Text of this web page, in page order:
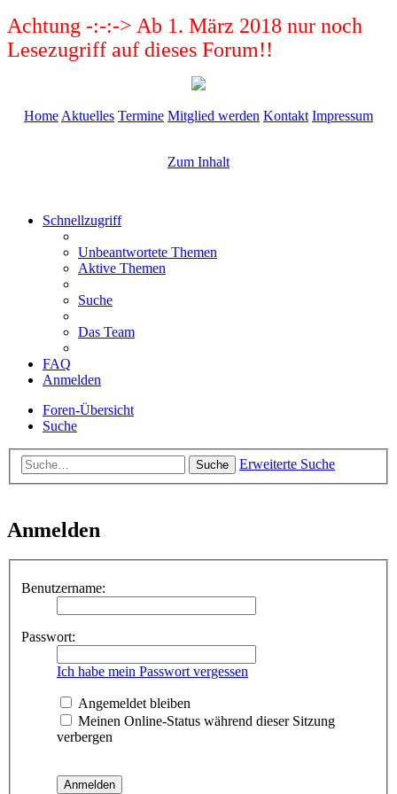
Achtung -:-:-> Ab 1. März 2018 nur noch
Lesezugriff auf dieses Forum!!
Home Aktuelles Termine Mitglied werden Kontakt Impressum
Zum Inhalt
Schnellzugriff
Unbeantwortete Themen
Aktive Themen
Suche
Das Team
FAQ
Anmelden
Foren-Übersicht
Suche
Suche Erweiterte Suche
Anmelden
Benutzername:
Passwort:
Ich habe mein Passwort vergessen
Angemeldet bleiben
Meinen Online-Status während dieser Sitzung
verbergen